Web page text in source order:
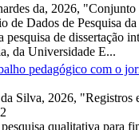
da, 2026, "Conjunto
de Dados de Pesquisa
de dissertação
da Universidade E...
pedagógico com o
2026, "Registros
qualitativa para